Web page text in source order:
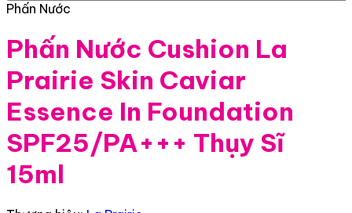
Phấn Nước
Phấn Nước Cushion La
Prairie Skin Caviar
Essence In Foundation
SPF25/PA+++ Thụy Sĩ
15ml